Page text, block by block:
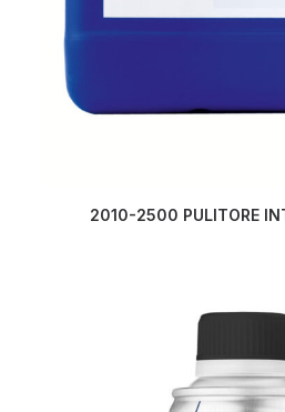
LEGGI
2010-2500 PULITORE